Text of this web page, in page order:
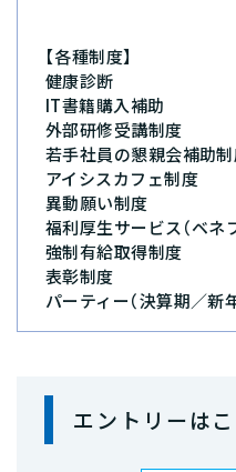
【各種制度】
健康診断
IT書籍購入補助
外部研修受講制度
若手社員の懇親会補助
アイシスカフェ制度
異動願い制度
福利厚生サービス（ベネ
強制有給取得制度
表彰制度
パーティー（決算期／新年
エントリーは